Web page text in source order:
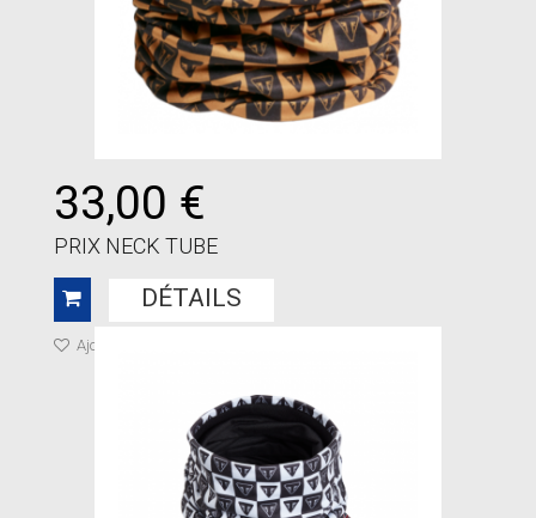
33,00 €
PRIX NECK TUBE
DÉTAILS
Ajouter à ma liste de cadeaux